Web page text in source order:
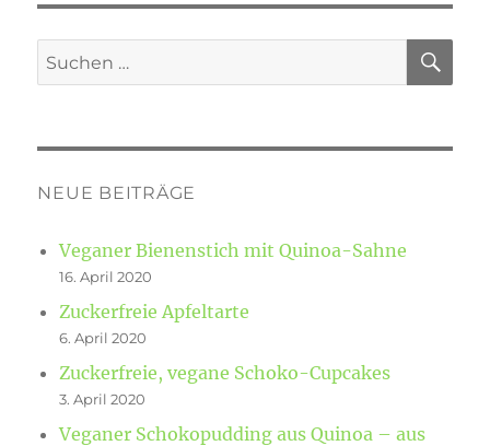
Suchen
nach:
NEUE BEITRÄGE
Veganer Bienenstich mit Quinoa-Sahne
16. April 2020
Zuckerfreie Apfeltarte
6. April 2020
Zuckerfreie, vegane Schoko-Cupcakes
3. April 2020
Veganer Schokopudding aus Quinoa – aus